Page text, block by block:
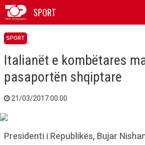
SPORT
SPORT
Italianët e kombëtares
pasaportën shqiptare
21/03/2017 00:00
Presidenti i Republikës, Bujar